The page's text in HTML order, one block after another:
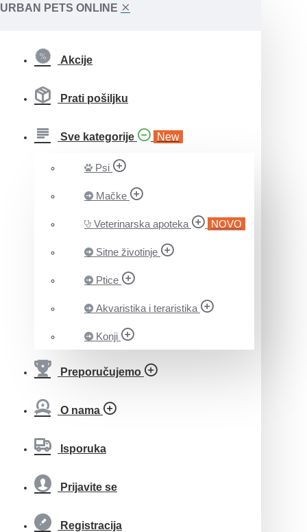
URBAN PETS ONLINE
Akcije
Prati pošiljku
Sve kategorije New
Psi
Mačke
Veterinarska apoteka NOVO
Sitne životinje
Ptice
Akvaristika i teraristika
Konji
Preporučujemo
O nama
Isporuka
Prijavite se
Registracija